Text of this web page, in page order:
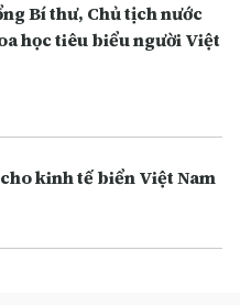
Bí thư, Chủ tịch nước
học tiêu biểu người Việt
kinh tế biển Việt Nam